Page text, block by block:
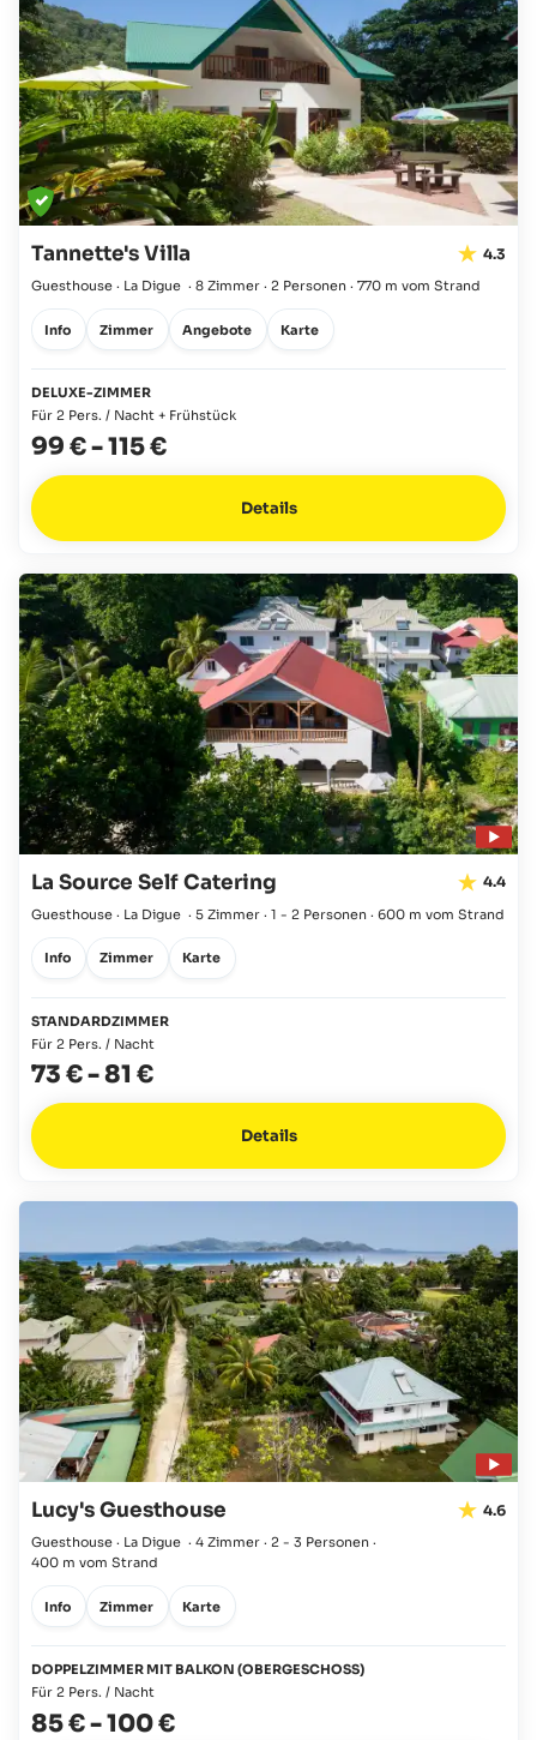
Tannette's Villa 4.3
Guesthouse · La Digue · 8 Zimmer · 2 Personen · 770 m vom Strand
Info Zimmer Angebote Karte
DELUXE-ZIMMER
Für 2 Pers. / Nacht + Frühstück
99 €-115 €
Details
La Source Self Catering 4.4
Guesthouse · La Digue · 5 Zimmer · 1 - 2 Personen · 600 m vom Strand
Info Zimmer Karte
STANDARDZIMMER
Für 2 Pers. / Nacht
73 €-81 €
Details
Lucy's Guesthouse 4.6
Guesthouse · La Digue · 4 Zimmer · 2 - 3 Personen ·
400 m vom Strand
Info Zimmer Karte
DOPPELZIMMER MIT BALKON (OBERGESCHOSS)
Für 2 Pers. / Nacht
85 €-100 €